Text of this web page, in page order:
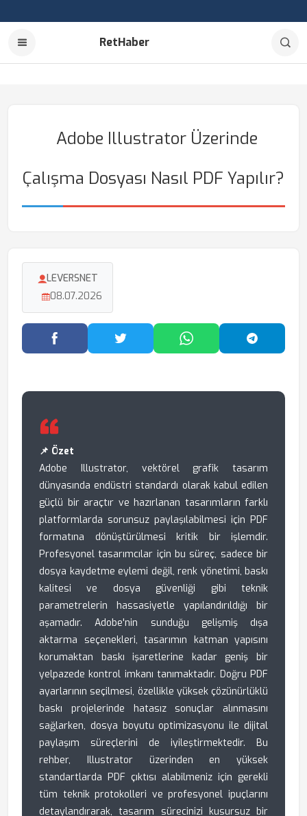
RetHaber
Adobe Illustrator Üzerinde
Çalışma Dosyası Nasıl PDF Yapılır?
LEVERSNET
08.07.2026
Facebook'ta PaylaşTwitter'da PaylaşWhatsApp'ta Paylaş
📌 Özet
Adobe Illustrator, vektörel grafik tasarım
dünyasında endüstri standardı olarak kabul edilen
güçlü bir araçtır ve hazırlanan tasarımların farklı
platformlarda sorunsuz paylaşılabilmesi için PDF
formatına dönüştürülmesi kritik bir işlemdir.
Profesyonel tasarımcılar için bu süreç, sadece bir
dosya kaydetme eylemi değil, renk yönetimi, baskı
kalitesi ve dosya güvenliği gibi teknik
parametrelerin hassasiyetle yapılandırıldığı bir
aşamadır. Adobe'nin sunduğu gelişmiş dışa
aktarma seçenekleri, tasarımın katman yapısını
korumaktan baskı işaretlerine kadar geniş bir
yelpazede kontrol imkanı tanımaktadır. Doğru PDF
ayarlarının seçilmesi, özellikle yüksek çözünürlüklü
baskı projelerinde hatasız sonuçlar alınmasını
sağlarken, dosya boyutu optimizasyonu ile dijital
paylaşım süreçlerini de iyileştirmektedir. Bu
rehber, Illustrator üzerinden en yüksek
standartlarda PDF çıktısı alabilmeniz için gerekli
tüm teknik protokolleri ve profesyonel ipuçlarını
detaylandırarak, tasarım sürecinizi kusursuz bir